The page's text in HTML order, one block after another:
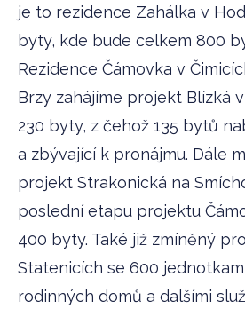
je to rezidence Zahálka v
byty, kde bude celkem 800
Rezidence Čámovka v
Brzy zahájíme projekt Blízká
230 byty, z čehož 135 bytů
a zbývající k pronájmu. Dále
projekt Strakonická na
poslední etapu projektu
400 byty. Také již zmíněný
Statenicích se 600
rodinných domů a dalšími